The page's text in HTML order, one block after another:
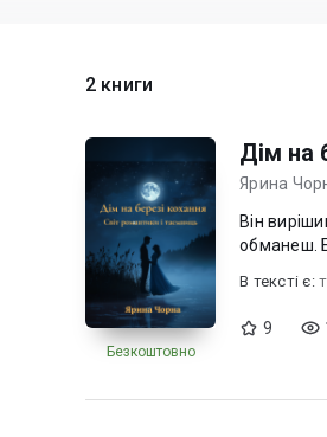
2 книги
Безкоштовно
Дім на
Ярина
Він
В текcті є:
9